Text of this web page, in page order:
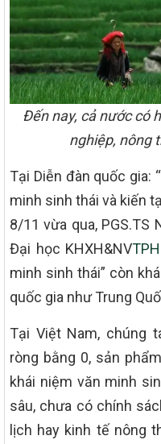
Đến nay, cả nước có
nghiệp, nông
Tại Diễn đàn quốc gia:
minh sinh thái và kiến
8/11 vừa qua, PGS.TS
Đại học KHXH&NV
minh sinh thái” còn
quốc gia như Trung
Tại Việt Nam, chúng
ròng bằng 0, sản
khái niệm văn minh
sâu, chưa có chính
lịch hay kinh tế nông